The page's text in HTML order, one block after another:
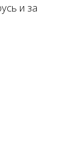
и за